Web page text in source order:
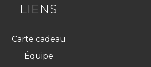
LIENS
Carte cadeau
Équipe